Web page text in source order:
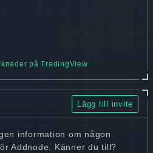
på TradingView
Lägg till invite
information om någon
Addnode. Känner du till?